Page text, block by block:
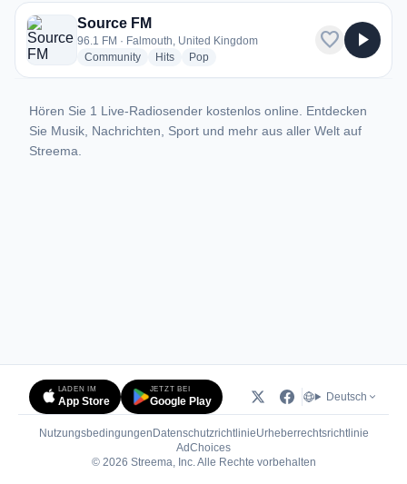
1 Radiosender aus Falmouth
Source FM
96.1 FM · Falmouth, United Kingdom
Communityradio stations
Hitsradio stations
Popradio stations
favorite play_arrow
Hören Sie 1 Live-Radiosender kostenlos online. Entdecken
Sie Musik, Nachrichten, Sport und mehr aus aller Welt auf
Streema.
LADEN IM
App Store
JETZT BEI
Google Play Deutsch
Nutzungsbedingungen DatenschutzrichtlinieUrheberrechtsrichtlinie
AdChoices(öffnet in neuem Tab)
© 2026 Streema, Inc. Alle Rechte vorbehalten